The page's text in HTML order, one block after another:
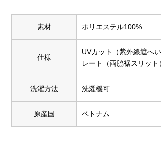
素材 ポリエステル100%
仕様
UVカット（紫外線遮へ
レート（両脇裾スリット
洗濯方法 洗濯機可
原産国 ベトナム